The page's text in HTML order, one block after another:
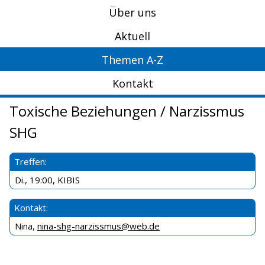
Über uns
Aktuell
Themen A-Z
Kontakt
Toxische Beziehungen / Narzissmus
SHG
Treffen:
Di., 19:00, KIBIS
Kontakt:
Nina, nina-shg-narzissmus@web.de